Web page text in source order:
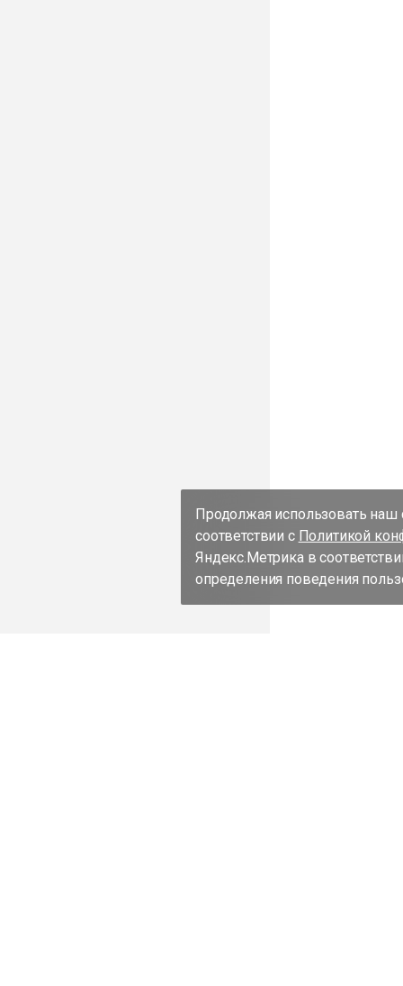
Продолжая использовать наш
соответствии с Политикой
Яндекс.Метрика в
определения поведения